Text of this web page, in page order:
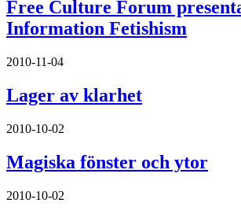
Free Culture Forum
Information Fetishism
2010-11-04
Lager av klarhet
2010-10-02
Magiska fönster och ytor
2010-10-02